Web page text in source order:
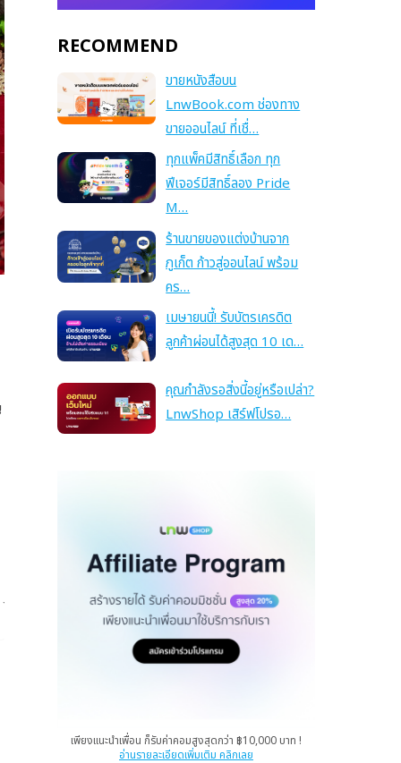
RECOMMEND
ขายหนังสือบน
LnwBook.com ช่องทาง
ขายออนไลน์ ที่เชื่…
ทุกแพ็คมีสิทธิ์เลือก ทุก
ฟีเจอร์มีสิทธิ์ลอง Pride
M…
ร้านขายของแต่งบ้านจาก
ภูเก็ต ก้าวสู่ออนไลน์ พร้อม
คร…
เมษายนนี้! รับบัตรเครดิต
ลูกค้าผ่อนได้สูงสุด 10 เด…
คุณกำลังรอสิ่งนี้อยู่หรือเปล่า?
LnwShop เสิร์ฟโปรอ…
เพียงแนะนำเพื่อน ก็รับค่าคอมสูงสุดกว่า ฿10,000 บาท !
อ่านรายละเอียดเพิ่มเติม คลิกเลย